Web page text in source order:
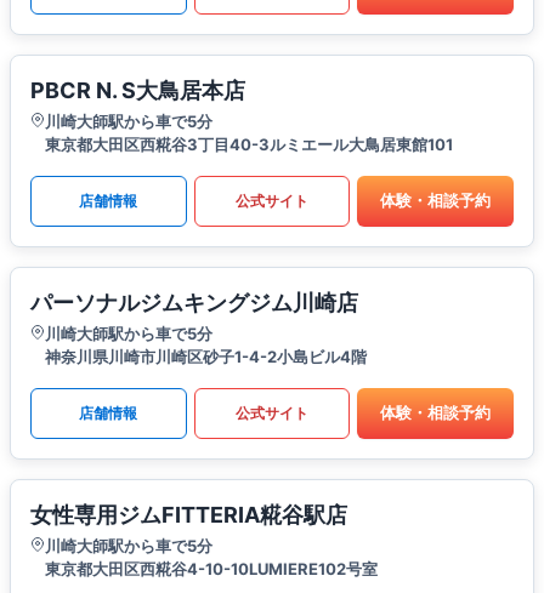
PBCR N. S大鳥居本店
川崎大師駅から車で5分
東京都大田区西糀谷3丁目40-3ルミエール大鳥居東館101
店舗情報 公式サイト 体験・相談予約
パーソナルジムキングジム川崎店
川崎大師駅から車で5分
神奈川県川崎市川崎区砂子1-4-2小島ビル4階
店舗情報 公式サイト 体験・相談予約
女性専用ジムFITTERIA糀谷駅店
川崎大師駅から車で5分
東京都大田区西糀谷4-10-10LUMIERE102号室